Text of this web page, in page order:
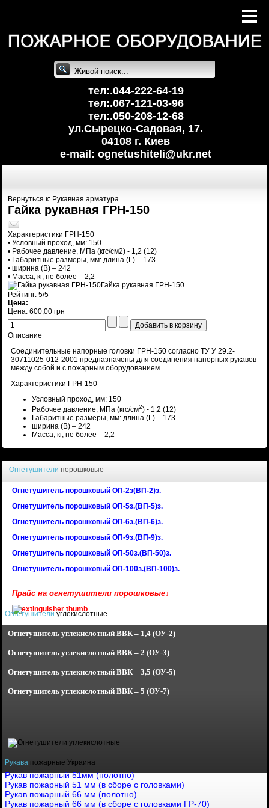
тел:.044-222-64-19
тел:.067-121-03-96
тел:.050-208-12-68
ул.Сырецко-Cадовая, 17.
04108 г. Киев
e-mail: ognetushiteli@ukr.net
Вернуться к: Рукавная арматура
Гайка рукавная ГРН-150
Характеристики ГРН-150
• Условный проход, мм: 150
• Рабочее давление, МПа (кгс/см2) - 1,2 (12)
• Габаритные размеры, мм: длина (L) – 173
• ширина (B) – 242
• Масса, кг, не более – 2,2
Гайка рукавная ГРН-150
Рейтинг: 5/5
Цена:
Цена: 600,00 грн
Описание
Соединительные напорные головки ГРН-150 согласно ТУ У 29.2-
30711025-012-2001 предназначены для соединения напорных рукавов
между собой и с пожарным оборудованием.
Характеристики ГРН-150
Условный проход, мм: 150
Рабочее давление, МПа (кгс/см2) - 1,2 (12)
Габаритные размеры, мм: длина (L) – 173
ширина (B) – 242
Масса, кг, не более – 2,2
Огнетушители порошковые
Огнетушитель порошковый ОП-2з(ВП-2)з.
Огнетушитель порошковый ОП-5з.(ВП-5)з.
Огнетушитель порошковый ОП-6з.(ВП-6)з.
Огнетушитель порошковый ОП-9з.(ВП-9)з.
Огнетушитель порошковый ОП-50з.(ВП-50)з.
Огнетушитель порошковый ОП-100з.(ВП-100)з.
Прайс на огнетушители порошковые↓
Огнетушителиуглекислотные
Огнетушитель углекислотный ВВК – 1,4 (ОУ-2)
Огнетушитель углекислотный ВВК – 2 (ОУ-3)
Огнетушитель углекислотный ВВК – 3,5 (ОУ-5)
Огнетушитель углекислотный ВВК – 5 (ОУ-7)
Рукава пожарные Украина
Рукав пожарный 51мм (полотно)
Рукав пожарный 51 мм (в сборе с головками)
Рукав пожарный 66 мм (полотно)
Рукав пожарный 66 мм (в сборе с головками ГР-70)